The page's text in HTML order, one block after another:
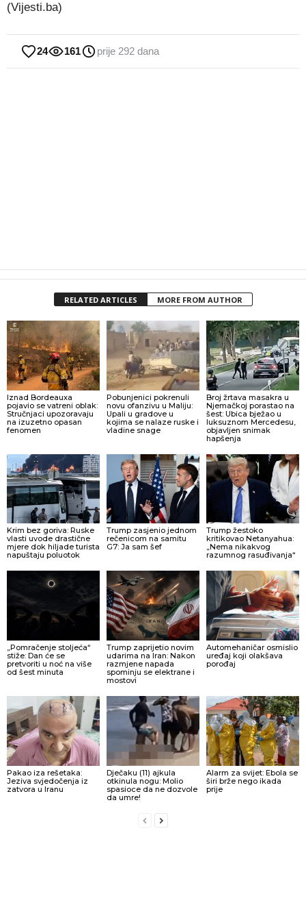
(Vijesti.ba)
24 161 prije 292 dana
RELATED ARTICLES MORE FROM AUTHOR
Iznad Bordeauxa
pojavio se vatreni oblak:
Stručnjaci upozoravaju
na izuzetno opasan
fenomen
Pobunjenici pokrenuli
novu ofanzivu u Maliju:
Upali u gradove u
kojima se nalaze ruske i
vladine snage
Broj žrtava masakra u
Njemačkoj porastao na
šest: Ubica bježao u
luksuznom Mercedesu,
objavljen snimak
hapšenja
Krim bez goriva: Ruske
vlasti uvode drastične
mjere dok hiljade turista
napuštaju poluotok
Trump zasjenio jednom
rečenicom na samitu
G7: Ja sam šef
Trump žestoko
kritikovao Netanyahua:
„Nema nikakvog
razumnog rasuđivanja“
„Pomračenje stoljeća“
stiže: Dan će se
pretvoriti u noć na više
od šest minuta
Trump zaprijetio novim
udarima na Iran: Nakon
razmjene napada
spominju se elektrane i
mostovi
Automehaničar osmislio
uređaj koji olakšava
porođaj
Pakao iza rešetaka:
Jeziva svjedočenja iz
zatvora u Iranu
Dječaku (11) ajkula
otkinula nogu: Molio
spasioce da ne dozvole
da umre!
Alarm za svijet: Ebola se
širi brže nego ikada
prije